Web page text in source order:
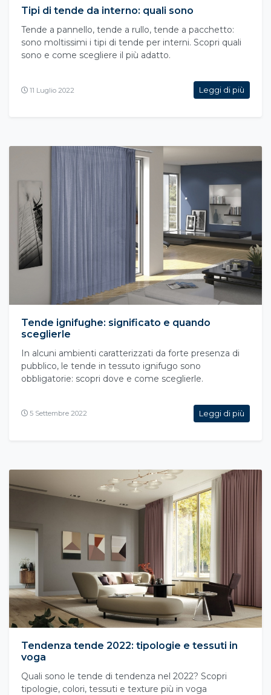
Tipi di tende da interno: quali sono
Tende a pannello, tende a rullo, tende a pacchetto:
sono moltissimi i tipi di tende per interni. Scopri quali
sono e come scegliere il più adatto.
11 Luglio 2022 Leggi di più
Tende ignifughe: significato e quando
sceglierle
In alcuni ambienti caratterizzati da forte presenza di
pubblico, le tende in tessuto ignifugo sono
obbligatorie: scopri dove e come sceglierle.
5 Settembre 2022 Leggi di più
Tendenza tende 2022: tipologie e tessuti in
voga
Quali sono le tende di tendenza nel 2022? Scopri
tipologie, colori, tessuti e texture più in voga